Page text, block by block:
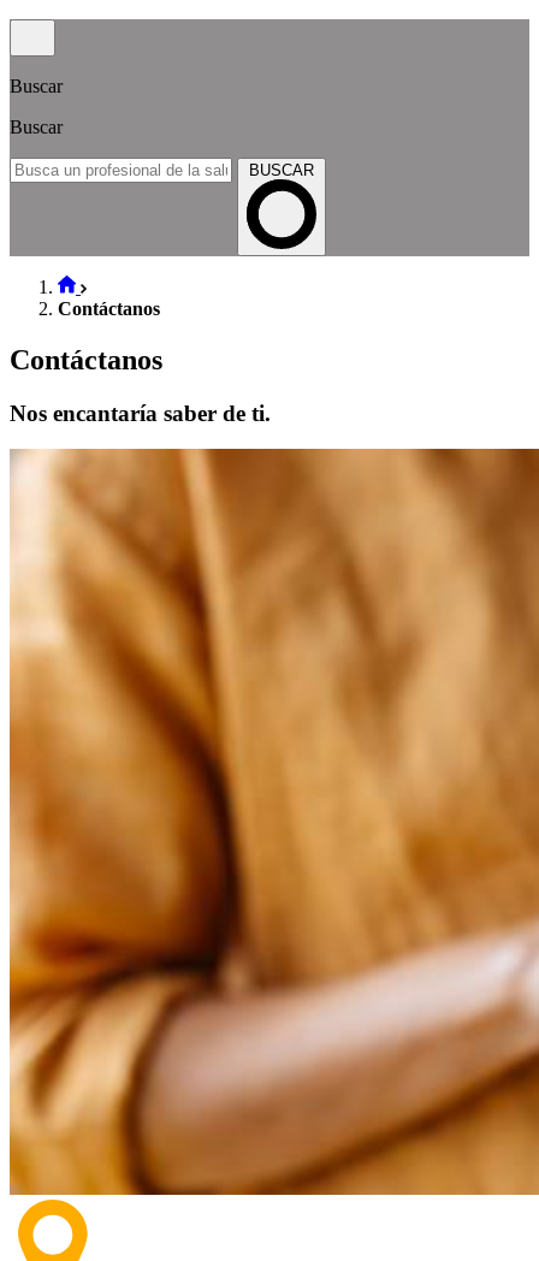
Buscar
Buscar
BUSCAR
Contáctanos
Contáctanos
Nos encantaría saber de ti.